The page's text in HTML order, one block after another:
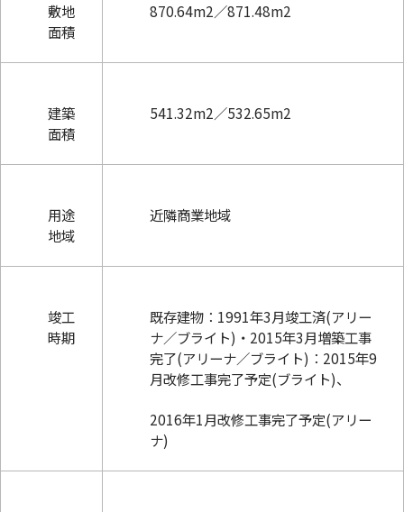
敷地
面積
870.64m2／871.48m2
建築
面積
541.32m2／532.65m2
用途
地域
近隣商業地域
竣工
時期
既存建物：1991年3月竣工済(アリー
ナ／ブライト)・2015年3月増築工事
完了(アリーナ／ブライト)：2015年9
月改修工事完了予定(ブライト)、
2016年1月改修工事完了予定(アリー
ナ)